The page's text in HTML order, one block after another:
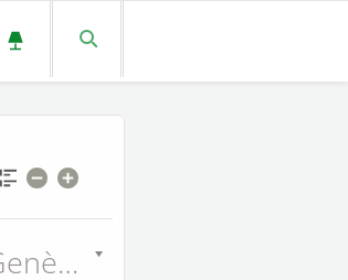
Nouvelle édition de Genève (NEG) - 1979